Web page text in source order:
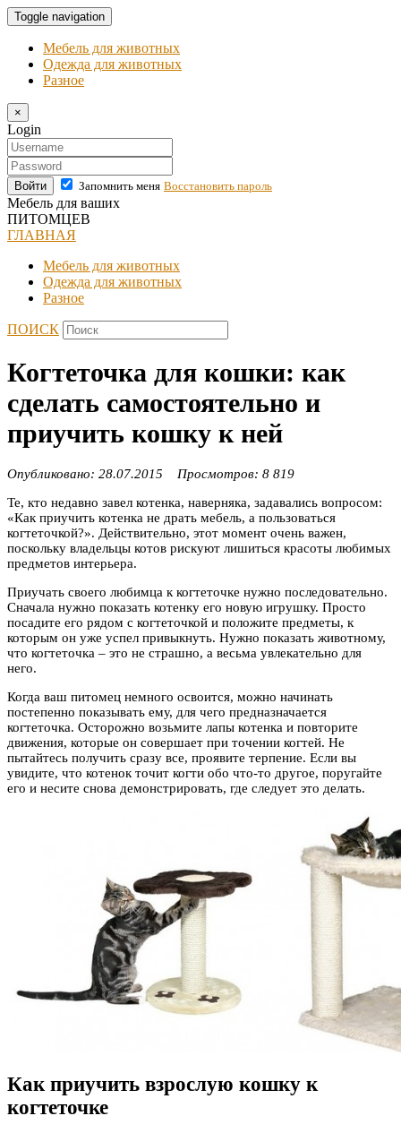
Toggle navigation
Мебель для животных
Одежда для животных
Разное
×
Login
Войти Запомнить меня Восстановить пароль
Мебель для ваших
ПИТОМЦЕВ
ГЛАВНАЯ
Мебель для животных
Одежда для животных
Разное
ПОИСК
Когтеточка для кошки: как
сделать самостоятельно и
приучить кошку к ней
Опубликовано: 28.07.2015 Просмотров: 8 819
Те, кто недавно завел котенка, наверняка, задавались вопросом:
«Как приучить котенка не драть мебель, а пользоваться
когтеточкой?». Действительно, этот момент очень важен,
поскольку владельцы котов рискуют лишиться красоты любимых
предметов интерьера.
Приучать своего любимца к когтеточке нужно последовательно.
Сначала нужно показать котенку его новую игрушку. Просто
посадите его рядом с когтеточкой и положите предметы, к
которым он уже успел привыкнуть. Нужно показать животному,
что когтеточка – это не страшно, а весьма увлекательно для
него.
Когда ваш питомец немного освоится, можно начинать
постепенно показывать ему, для чего предназначается
когтеточка. Осторожно возьмите лапы котенка и повторите
движения, которые он совершает при точении когтей. Не
пытайтесь получить сразу все, проявите терпение. Если вы
увидите, что котенок точит когти обо что-то другое, поругайте
его и несите снова демонстрировать, где следует это делать.
Как приучить взрослую кошку к
когтеточке